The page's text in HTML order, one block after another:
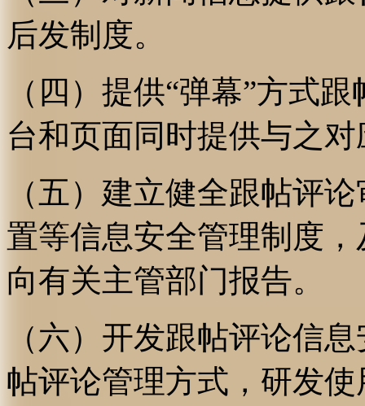
后发制度。
（四）提供“弹幕”方式
台和页面同时提供与之
（五）建立健全跟帖评
置等信息安全管理制度
向有关主管部门报告。
（六）开发跟帖评论信
帖评论管理方式，研发